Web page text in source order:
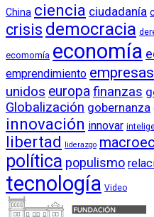
China ciencia ciudadanía
crisis democracia
ecomomía economía
emprendimiento empresas
unidos europafinanzas
Globalización gobernanza
innovación innovar
libertad liderazgo
política populismo
tecnología Video